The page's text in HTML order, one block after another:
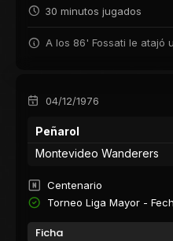
30 minutos jugados
A los 86' Fossati le atajó
04/12/1976
Peñarol
Montevideo Wanderers
Centenario
Torneo Liga Mayor -
Ficha